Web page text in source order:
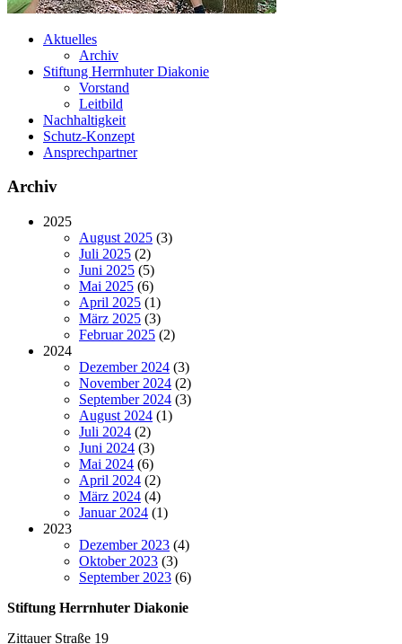
Aktuelles
Archiv
Stiftung Herrnhuter Diakonie
Vorstand
Leitbild
Nachhaltigkeit
Schutz-Konzept
Ansprechpartner
Archiv
2025
August 2025 (3)
Juli 2025 (2)
Juni 2025 (5)
Mai 2025 (6)
April 2025 (1)
März 2025 (3)
Februar 2025 (2)
2024
Dezember 2024 (3)
November 2024 (2)
September 2024 (3)
August 2024 (1)
Juli 2024 (2)
Juni 2024 (3)
Mai 2024 (6)
April 2024 (2)
März 2024 (4)
Januar 2024 (1)
2023
Dezember 2023 (4)
Oktober 2023 (3)
September 2023 (6)
Stiftung Herrnhuter Diakonie
Zittauer Straße 19